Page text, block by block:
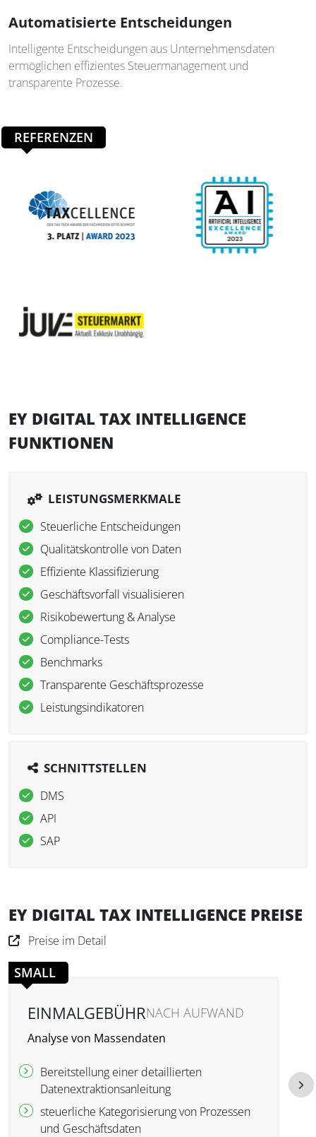
Automatisierte Entscheidungen
Intelligente Entscheidungen aus Unternehmensdaten
ermöglichen effizientes Steuermanagement und
transparente Prozesse.
REFERENZEN
EY DIGITAL TAX INTELLIGENCE
FUNKTIONEN
LEISTUNGSMERKMALE
Steuerliche Entscheidungen
Qualitätskontrolle von Daten
Effiziente Klassifizierung
Geschäftsvorfall visualisieren
Risikobewertung & Analyse
Compliance-Tests
Benchmarks
Transparente Geschäftsprozesse
Leistungsindikatoren
SCHNITTSTELLEN
DMS
API
SAP
EY DIGITAL TAX INTELLIGENCE PREISE
Preise im Detail
SMALL
EINMALGEBÜHRNACH AUFWAND
Analyse von Massendaten
Bereitstellung einer detaillierten
Datenextraktionsanleitung
steuerliche Kategorisierung von Prozessen
und Geschäftsdaten